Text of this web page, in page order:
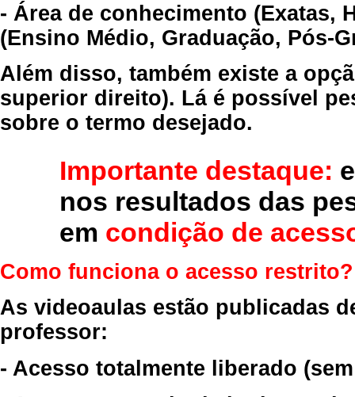
- Área de conhecimento (Exatas,
(Ensino Médio, Graduação, Pós-
Além disso, também existe a
superior direito). Lá é possível
sobre o termo desejado.
Importante destaque:
nos resultados das
em condição de
Como funciona o acesso restrito?
As videoaulas estão publicadas
professor:
- Acesso totalmente liberado